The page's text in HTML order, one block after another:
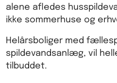
alene afledes
ikke sommerhuse og
Helårsboliger med
spildevandsanlæg, vil
tilbuddet.